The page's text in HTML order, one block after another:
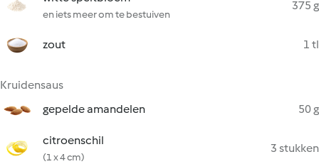
en iets meer om te bestuiven
375 g
zout 1 tl
Kruidensaus
gepelde amandelen
50 g
citroenschil
(1 x 4 cm)
3 stukken